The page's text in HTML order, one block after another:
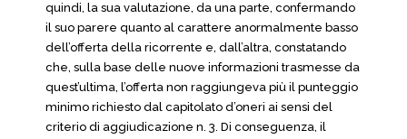
quindi, la sua valutazione, da una parte, confermando
il suo parere quanto al carattere anormalmente basso
dell’offerta della ricorrente e, dall’altra, constatando
che, sulla base delle nuove informazioni trasmesse da
quest’ultima, l’offerta non raggiungeva più il punteggio
minimo richiesto dal capitolato d’oneri ai sensi del
criterio di aggiudicazione n. 3. Di conseguenza, il